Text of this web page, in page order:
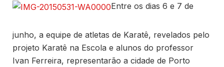
Entre os dias 6 e 7 de
junho, a equipe de atletas de Karatê, revelados pelo
projeto Karatê na Escola e alunos do professor
Ivan Ferreira, representarão a cidade de Porto